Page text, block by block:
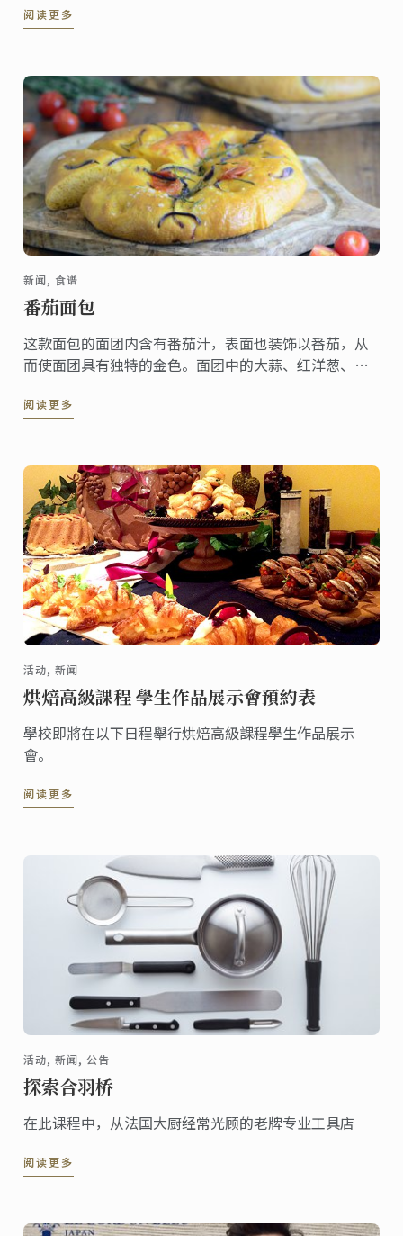
厨艺餐旅学院为了鼓励更多喜爱厨艺的朋友有机会进入
阅读更多
新闻, 食谱
番茄面包
这款面包的面团内含有番茄汁，表面也装饰以番茄，从
而使面团具有独特的金色。面团中的大蒜、红洋葱、迷
彰。
阅读更多
活动, 新闻
烘焙高級課程 學生作品展示會預約表
學校即將在以下日程舉行烘焙高級課程學生作品展示
會。
阅读更多
活动, 新闻, 公告
探索合羽桥
在此课程中，从法国大厨经常光顾的老牌专业工具店
阅读更多